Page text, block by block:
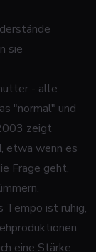
sie
- alle
"normal" und
zeigt
etwa wenn es
Frage geht,
Tempo ist ruhig,
eine Stärke